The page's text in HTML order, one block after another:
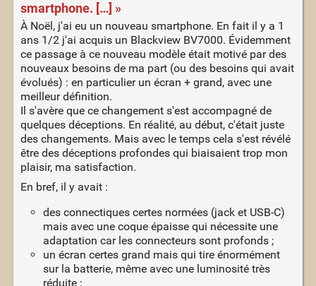
smartphone. […] »
À Noël, j'ai eu un nouveau smartphone. En fait il y a 1
ans 1/2 j'ai acquis un Blackview BV7000. Évidemment
ce passage à ce nouveau modèle était motivé par des
nouveaux besoins de ma part (ou des besoins qui avait
évolués) : en particulier un écran + grand, avec une
meilleur définition.
Il s'avère que ce changement s'est accompagné de
quelques déceptions. En réalité, au début, c'était juste
des changements. Mais avec le temps cela s'est révélé
être des déceptions profondes qui biaisaient trop mon
plaisir, ma satisfaction.
En bref, il y avait :
des connectiques certes normées (jack et USB-C)
mais avec une coque épaisse qui nécessite une
adaptation car les connecteurs sont profonds ;
un écran certes grand mais qui tire énormément
sur la batterie, même avec une luminosité très
réduite ;